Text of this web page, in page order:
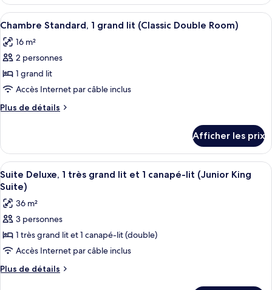
Afficher
toutes
les
photos
pour
ce
type
de
Chambre
Standard,
1
grand
lit
(Classic
Double
Room)
Une chambre d’hôtel avec un
13
Chambre Standard, 1 grand lit (Classic Double Room)
16 m²
2 personnes
1 grand lit
Accès Internet par câble inclus
Plus de détails
Plus
Chambre
Standard,
1
grand
(Classic
Double
Room)
Afficher les prix
Afficher
toutes
les
photos
pour
ce
type
de
Une chambre d’hôtel avec un lit,
15
Suite Deluxe, 1 très grand lit et 1 canapé-lit (Junior King
Suite)
36 m²
3 personnes
1 très grand lit et 1 canapé-lit (double)
Accès Internet par câble inclus
Plus de détails
Plus